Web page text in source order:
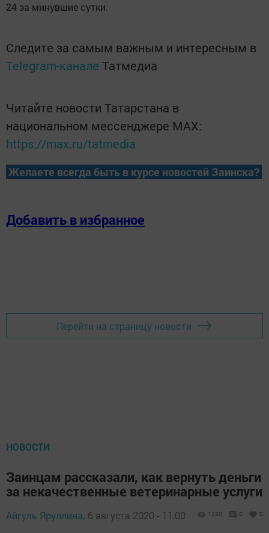
24 за минувшие сутки.
Следите за самым важным и интересным в
Telegram-канале Татмедиа
Читайте новости Татарстана в
национальном мессенджере MАХ:
https://max.ru/tatmedia
Желаете всегда быть в курсе новостей Заинска?
Добавить в избранное
Перейти на страницу новости
НОВОСТИ
Заинцам рассказали, как вернуть деньги
за некачественные ветеринарные услуги
Айгуль Яруллина, 6 августа 2020 - 11:00 1330 0 0